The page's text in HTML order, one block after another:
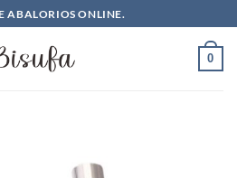
ABALORIOS ONLINE.
0